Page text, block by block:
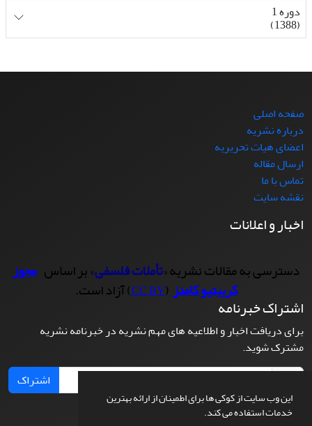
این وب سایت از کوکی ها برای اطمینان از ارائه بهترین
خدمات استفاده می کند.
دوره 1
(1388)
صفحه اصلی
درباره نشریه
اعضای هیات تحریریه
ارسال مقاله
تماس با ما
نقشه سایت
اخبار و اعلانات
دسترسی به مقالات نشریه «تأملات فلسفی» بر اساس مجوز
کرییتیو کامنز(
CC BY) آزاد است.
اشتراک خبرنامه
برای دریافت اخبار و اطلاعیه های مهم نشریه در خبرنامه نشریه
مشترک شوید.
اشتراک